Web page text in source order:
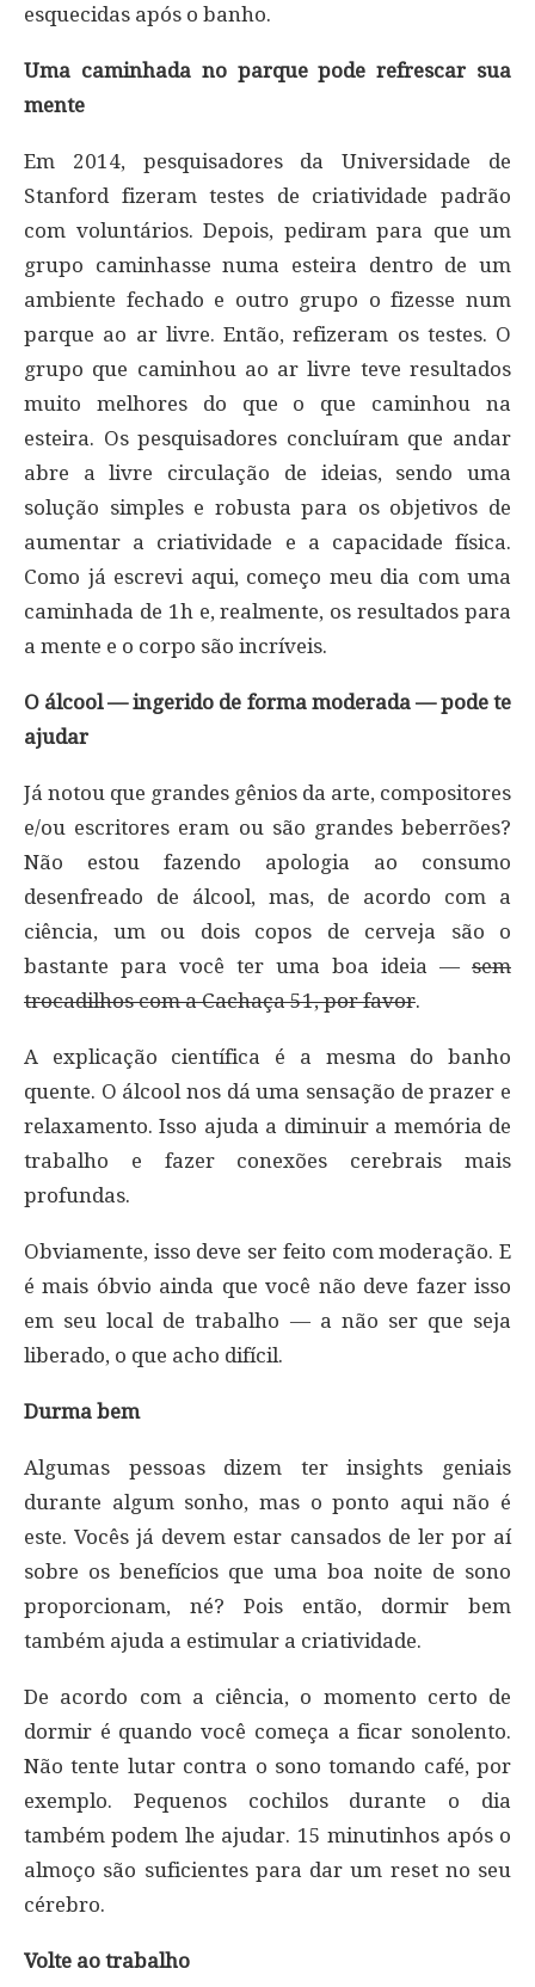
esquecidas após o banho.
Uma caminhada no parque pode refrescar sua
mente
Em 2014, pesquisadores da Universidade de
Stanford fizeram testes de criatividade padrão
com voluntários. Depois, pediram para que um
grupo caminhasse numa esteira dentro de um
ambiente fechado e outro grupo o fizesse num
parque ao ar livre. Então, refizeram os testes. O
grupo que caminhou ao ar livre teve resultados
muito melhores do que o que caminhou na
esteira. Os pesquisadores concluíram que andar
abre a livre circulação de ideias, sendo uma
solução simples e robusta para os objetivos de
aumentar a criatividade e a capacidade física.
Como já escrevi aqui, começo meu dia com uma
caminhada de 1h e, realmente, os resultados para
a mente e o corpo são incríveis.
O álcool — ingerido de forma moderada — pode te
ajudar
Já notou que grandes gênios da arte, compositores
e/ou escritores eram ou são grandes beberrões?
Não estou fazendo apologia ao consumo
desenfreado de álcool, mas, de acordo com a
ciência, um ou dois copos de cerveja são o
bastante para você ter uma boa ideia — sem
trocadilhos com a Cachaça 51, por favor.
A explicação científica é a mesma do banho
quente. O álcool nos dá uma sensação de prazer e
relaxamento. Isso ajuda a diminuir a memória de
trabalho e fazer conexões cerebrais mais
profundas.
Obviamente, isso deve ser feito com moderação. E
é mais óbvio ainda que você não deve fazer isso
em seu local de trabalho — a não ser que seja
liberado, o que acho difícil.
Durma bem
Algumas pessoas dizem ter insights geniais
durante algum sonho, mas o ponto aqui não é
este. Vocês já devem estar cansados de ler por aí
sobre os benefícios que uma boa noite de sono
proporcionam, né? Pois então, dormir bem
também ajuda a estimular a criatividade.
De acordo com a ciência, o momento certo de
dormir é quando você começa a ficar sonolento.
Não tente lutar contra o sono tomando café, por
exemplo. Pequenos cochilos durante o dia
também podem lhe ajudar. 15 minutinhos após o
almoço são suficientes para dar um reset no seu
cérebro.
Volte ao trabalho